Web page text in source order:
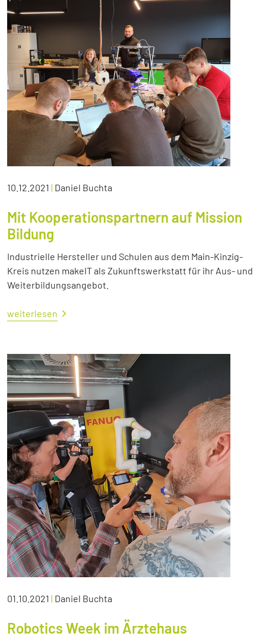
10.12.2021 | Daniel Buchta
Mit Kooperationspartnern auf Mission
Bildung
Industrielle Hersteller und Schulen aus dem Main-Kinzig-
Kreis nutzen makeIT als Zukunftswerkstatt für ihr Aus- und
Weiterbildungsangebot.
weiterlesen
01.10.2021 | Daniel Buchta
Robotics Week im Ärztehaus